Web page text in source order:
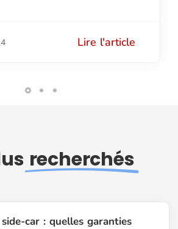
Lire l'article
recherchés
car : quelles garanties